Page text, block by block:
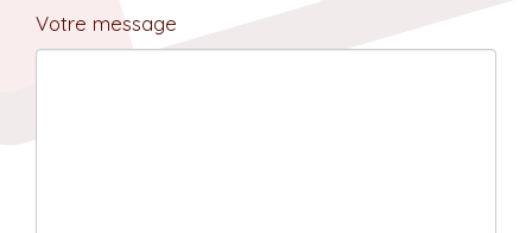
Votre message